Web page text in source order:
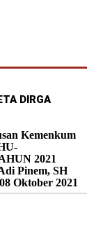
DIRGA
Kemenkum
2021
Pinem, SH
Oktober 2021